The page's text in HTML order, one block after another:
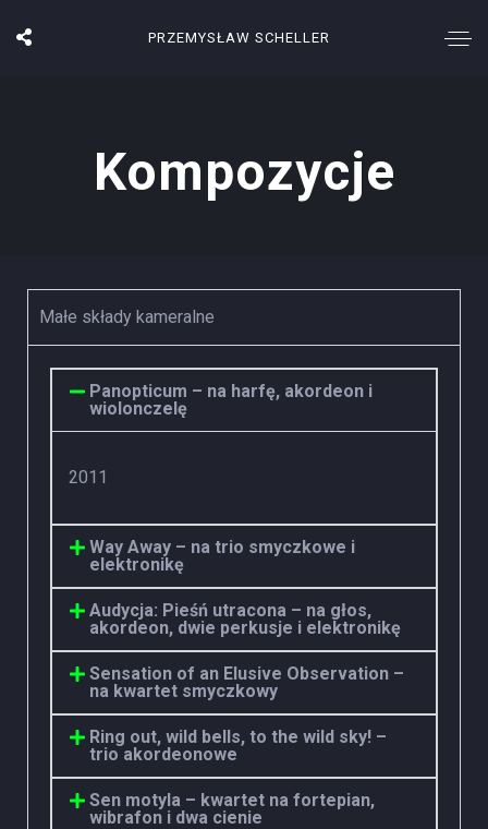
PRZEMYSŁAW SCHELLER
Kompozycje
Małe składy kameralne
Panopticum – na harfę, akordeon i
wiolonczelę
2011
Way Away – na trio smyczkowe i
elektronikę
Audycja: Pieśń utracona – na głos,
akordeon, dwie perkusje i elektronikę
Sensation of an Elusive Observation –
na kwartet smyczkowy
Ring out, wild bells, to the wild sky! –
trio akordeonowe
Sen motyla – kwartet na fortepian,
wibrafon i dwa cienie